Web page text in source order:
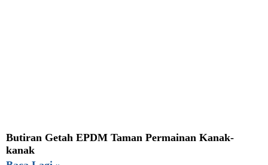
Butiran Getah EPDM Taman Permainan Kanak-
kanak